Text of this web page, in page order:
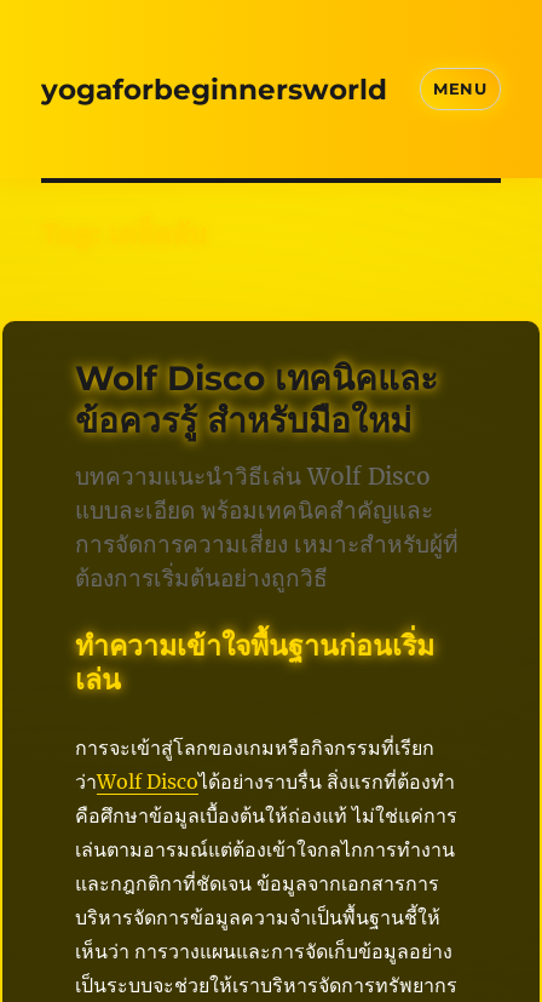
yogaforbeginnersworld MENU
Wolf Disco เทคนิคและ
ข้อควรรู้ สำหรับมือใหม่
บทความแนะนำวิธีเล่น Wolf Disco
แบบละเอียด พร้อมเทคนิคสำคัญและ
การจัดการความเสี่ยง เหมาะสำหรับผู้ที่
ต้องการเริ่มต้นอย่างถูกวิธี
ทำความเข้าใจพื้นฐานก่อนเริ่ม
เล่น
การจะเข้าสู่โลกของเกมหรือกิจกรรมที่เรียก
ว่าWolf Discoได้อย่างราบรื่น สิ่งแรกที่ต้องทำ
คือศึกษาข้อมูลเบื้องต้นให้ถ่องแท้ ไม่ใช่แค่การ
เล่นตามอารมณ์แต่ต้องเข้าใจกลไกการทำงาน
และกฎกติกาที่ชัดเจน ข้อมูลจากเอกสารการ
บริหารจัดการข้อมูลความจำเป็นพื้นฐานชี้ให้
เห็นว่า การวางแผนและการจัดเก็บข้อมูลอย่าง
เป็นระบบจะช่วยให้เราบริหารจัดการทรัพยากร